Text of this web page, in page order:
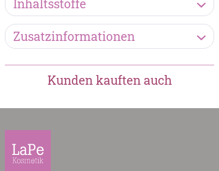
Inhaltsstoffe
Zusatzinformationen
Kunden kauften auch